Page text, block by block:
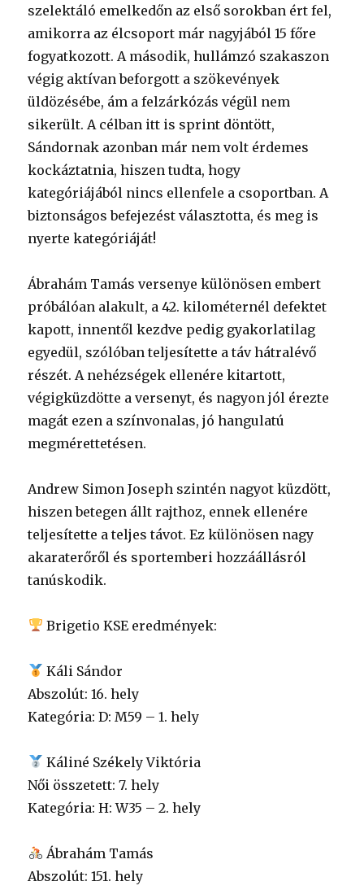
szelektáló emelkedőn az első sorokban ért fel,
amikorra az élcsoport már nagyjából 15 főre
fogyatkozott. A második, hullámzó szakaszon
végig aktívan beforgott a szökevények
üldözésébe, ám a felzárkózás végül nem
sikerült. A célban itt is sprint döntött,
Sándornak azonban már nem volt érdemes
kockáztatnia, hiszen tudta, hogy
kategóriájából nincs ellenfele a csoportban. A
biztonságos befejezést választotta, és meg is
nyerte kategóriáját!
Ábrahám Tamás versenye különösen embert
próbálóan alakult, a 42. kilométernél defektet
kapott, innentől kezdve pedig gyakorlatilag
egyedül, szólóban teljesítette a táv hátralévő
részét. A nehézségek ellenére kitartott,
végigküzdötte a versenyt, és nagyon jól érezte
magát ezen a színvonalas, jó hangulatú
megmérettetésen.
Andrew Simon Joseph szintén nagyot küzdött,
hiszen betegen állt rajthoz, ennek ellenére
teljesítette a teljes távot. Ez különösen nagy
akaraterőről és sportemberi hozzáállásról
tanúskodik.
Brigetio KSE eredmények:
Káli Sándor
Abszolút: 16. hely
Kategória: D: M59 – 1. hely
Káliné Székely Viktória
Női összetett: 7. hely
Kategória: H: W35 – 2. hely
Ábrahám Tamás
Abszolút: 151. hely